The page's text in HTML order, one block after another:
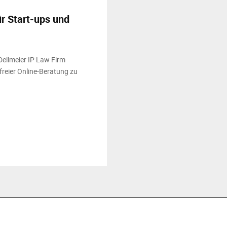
Start-ups und
IP Law Firm
Online-Beratung zu